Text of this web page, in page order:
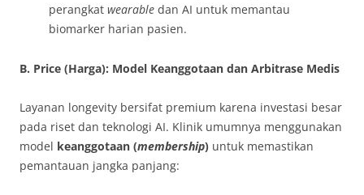
perangkat wearable dan AI untuk memantau
biomarker harian pasien.
B. Price (Harga): Model Keanggotaan dan Arbitrase Medis
Layanan longevity bersifat premium karena investasi besar
pada riset dan teknologi AI. Klinik umumnya menggunakan
model keanggotaan (membership) untuk memastikan
pemantauan jangka panjang: